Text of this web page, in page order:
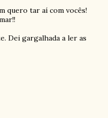
quero tar aí com vocês!
Dei gargalhada a ler as